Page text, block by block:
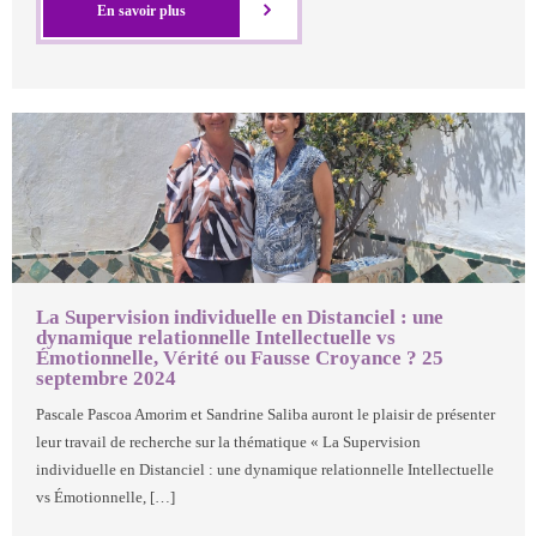
En savoir plus
La Supervision individuelle en Distanciel : une
dynamique relationnelle Intellectuelle vs
Émotionnelle, Vérité ou Fausse Croyance ? 25
septembre 2024
Pascale Pascoa Amorim et Sandrine Saliba auront le plaisir de présenter
leur travail de recherche sur la thématique « La Supervision
individuelle en Distanciel : une dynamique relationnelle Intellectuelle
vs Émotionnelle, […]